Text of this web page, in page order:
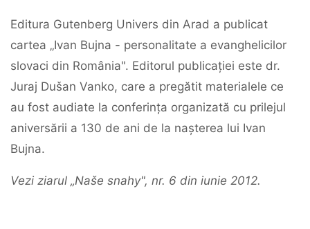
Editura Gutenberg Univers din Arad a publicat
cartea „Ivan Bujna - personalitate a evanghelicilor
slovaci din România". Editorul publicației este dr.
Juraj Dušan Vanko, care a pregătit materialele ce
au fost audiate la conferința organizată cu prilejul
aniversării a 130 de ani de la nașterea lui Ivan
Bujna.
Vezi ziarul „Naše snahy", nr. 6 din iunie 2012.